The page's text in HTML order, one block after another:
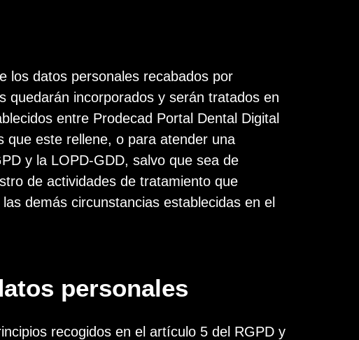
los datos personales recabados por
quedarán incorporados y serán tratados en
entre Prodecad Portal Dental Digital
que este rellene, o para atender una
y la LOPD-GDD, salvo que sea de
de actividades de tratamiento que
demás circunstancias establecidas en el
personales
recogidos en el artículo 5 del RGPD y